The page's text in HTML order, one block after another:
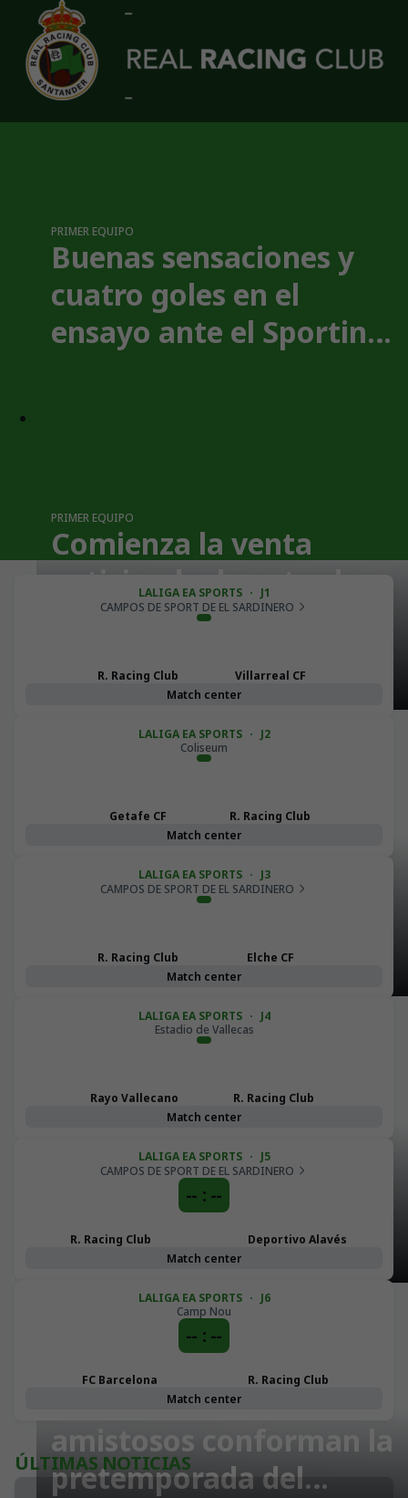
Skip to main content
PRIMER EQUIPO
Buenas sensaciones y
cuatro goles en el
ensayo ante el Sporting
PRIMER EQUIPO
Comienza la venta
anticipada de entradas
para la visita del
Campos de Sport
Racing y Deportivo
Alavés cierran sus
pretemporadas en el III
Trofeo Nando Yosu
CORPORATIVAS
Flores y la Copa de
Campeón de LaLiga
Hypermotion para la
Bien Aparecida
RACING FEMENINO
Siete encuentros
amistosos conforman la
pretemporada del
LALIGA EA SPORTS · J1
CAMPOS DE SPORT DE EL SARDINERO
R. Racing Club
Villarreal CF
Match center
LALIGA EA SPORTS · J2
Coliseum
Getafe CF
R. Racing Club
Match center
LALIGA EA SPORTS · J3
CAMPOS DE SPORT DE EL SARDINERO
R. Racing Club
Elche CF
Match center
LALIGA EA SPORTS · J4
Estadio de Vallecas
Rayo Vallecano
R. Racing Club
Match center
LALIGA EA SPORTS · J5
CAMPOS DE SPORT DE EL SARDINERO
R. Racing Club
-- : --
Deportivo Alavés
Match center
LALIGA EA SPORTS · J6
Camp Nou
FC Barcelona
-- : --
R. Racing Club
Match center
ÚLTIMAS NOTICIAS